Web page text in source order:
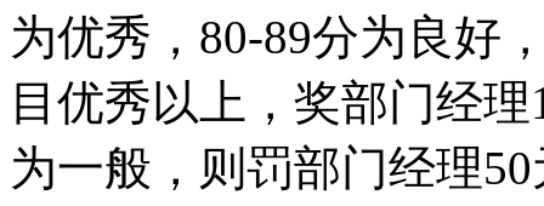
为优秀，80-89分为良好
目优秀以上，奖部门经
为一般，则罚部门经理